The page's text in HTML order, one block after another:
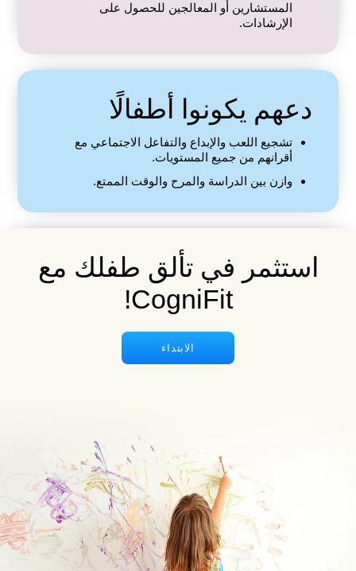
المستشارين أو المعالجين للحصول على
الإرشادات.
دعهم يكونوا أطفالًا
تشجيع اللعب والإبداع والتفاعل الاجتماعي مع
أقرانهم من جميع المستويات.
وازن بين الدراسة والمرح والوقت الممتع.
استثمر في تألق طفلك مع
CogniFit!
الابتداء